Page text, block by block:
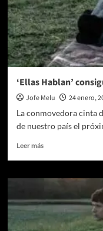
‘Ellas Hablan’
Jofe Melu 24 enero,
La conmovedora cinta
de nuestro país el
Leer másLeer
‘Ellas
consigue
nominaciones